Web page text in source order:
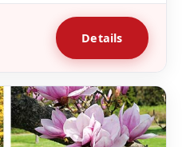
Details